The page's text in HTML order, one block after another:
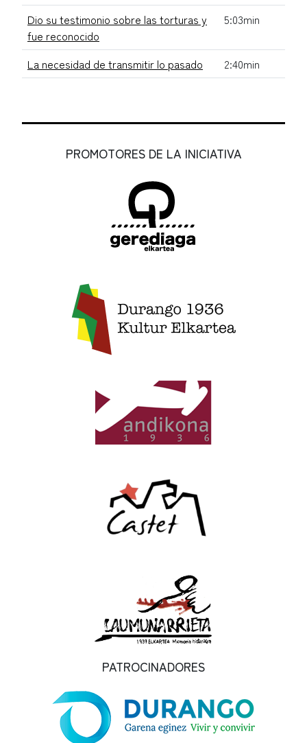
Dio su testimonio sobre las torturas y
fue reconocido
5:03min
La necesidad de transmitir lo pasado 2:40min
PROMOTORES DE LA INICIATIVA
PATROCINADORES